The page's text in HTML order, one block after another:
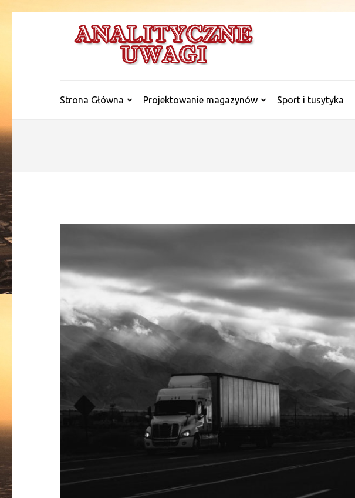
Strona Główna Projektowanie magazynów Sport i tusytyka